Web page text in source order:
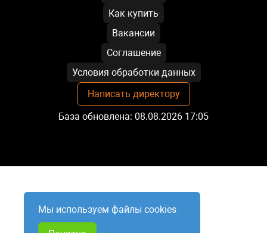
Как купить
Вакансии
Соглашение
Условия обработки данных
Написать директору
База обновлена: 08.08.2026 17:05
Мы используем файлы cookies